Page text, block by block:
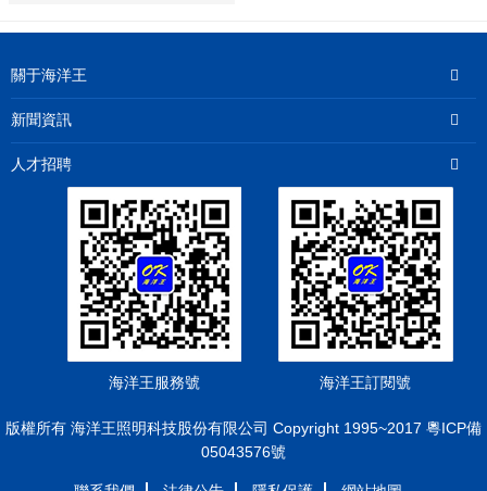
關于海洋王
新聞資訊
人才招聘
海洋王服務號 海洋王訂閱號
版權所有 海洋王照明科技股份有限公司 Copyright 1995~2017 粵ICP備
05043576號